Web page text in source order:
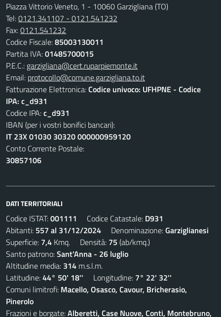
Piazza Vittorio Veneto, 1 - 10060 Garzigliana (TO)
Tel:0121.341107 - 0121.541232
Fax:0121.541232
Codice Fiscale:85003130011
Partita IVA:01485700015
P.E.C.: garzigliana@cert.ruparpiemonte.it
Email: protocollo@comune.garzigliana.to.it
Fatturazione Elettronica:Codice univoco: UFHPNE - Codice
IPA: c_d931
Codice IPA:c_d931
IBAN (per i vostri bonifici bancari):
IT 23X 01030 30320 000000959120
Conto Corrente Postale:
30857106
DATI TERRITORIALI
Codice ISTAT:001111 Codice Catastale: D931
Abitanti: 557 al 31/12/2024 Denominazione:Garziglianesi
Superficie: 7,4 Kmq. Densità: 75 (ab/kmq.)
Santo patrono:Sant'Anna - 26 luglio
Altitudine media: 314 m.s.l.m.
Latitudine:44° 50' 18'' Longitudine: 7° 22' 32''
Comuni limitrofi: Macello, Osasco, Cavour, Bricherasio,
Pinerolo
Frazioni e borgate:Alberetti, Case Nuove, Conti, Montebruno,